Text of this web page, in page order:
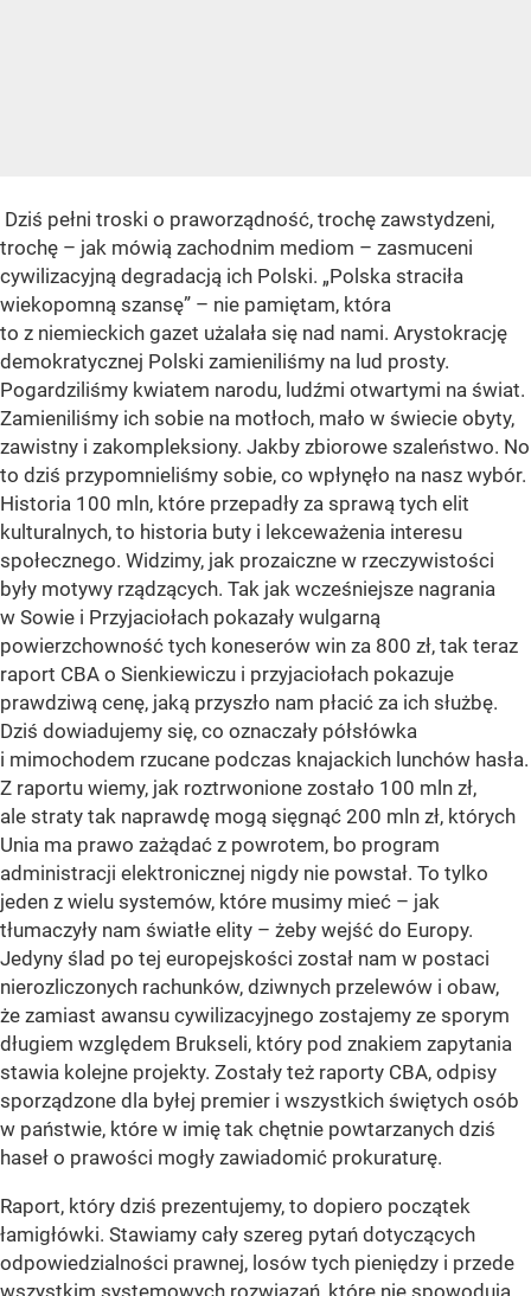
Dziś pełni troski o praworządność, trochę zawstydzeni,
trochę – jak mówią zachodnim mediom – zasmuceni
cywilizacyjną degradacją ich Polski. „Polska straciła
wiekopomną szansę” – nie pamiętam, która
to z niemieckich gazet użalała się nad nami. Arystokrację
demokratycznej Polski zamieniliśmy na lud prosty.
Pogardziliśmy kwiatem narodu, ludźmi otwartymi na świat.
Zamieniliśmy ich sobie na motłoch, mało w świecie obyty,
zawistny i zakompleksiony. Jakby zbiorowe szaleństwo. No
to dziś przypomnieliśmy sobie, co wpłynęło na nasz wybór.
Historia 100 mln, które przepadły za sprawą tych elit
kulturalnych, to historia buty i lekceważenia interesu
społecznego. Widzimy, jak prozaiczne w rzeczywistości
były motywy rządzących. Tak jak wcześniejsze nagrania
w Sowie i Przyjaciołach pokazały wulgarną
powierzchowność tych koneserów win za 800 zł, tak teraz
raport CBA o Sienkiewiczu i przyjaciołach pokazuje
prawdziwą cenę, jaką przyszło nam płacić za ich służbę.
Dziś dowiadujemy się, co oznaczały półsłówka
i mimochodem rzucane podczas knajackich lunchów hasła.
Z raportu wiemy, jak roztrwonione zostało 100 mln zł,
ale straty tak naprawdę mogą sięgnąć 200 mln zł, których
Unia ma prawo zażądać z powrotem, bo program
administracji elektronicznej nigdy nie powstał. To tylko
jeden z wielu systemów, które musimy mieć – jak
tłumaczyły nam światłe elity – żeby wejść do Europy.
Jedyny ślad po tej europejskości został nam w postaci
nierozliczonych rachunków, dziwnych przelewów i obaw,
że zamiast awansu cywilizacyjnego zostajemy ze sporym
długiem względem Brukseli, który pod znakiem zapytania
stawia kolejne projekty. Zostały też raporty CBA, odpisy
sporządzone dla byłej premier i wszystkich świętych osób
w państwie, które w imię tak chętnie powtarzanych dziś
haseł o prawości mogły zawiadomić prokuraturę.
Raport, który dziś prezentujemy, to dopiero początek
łamigłówki. Stawiamy cały szereg pytań dotyczących
odpowiedzialności prawnej, losów tych pieniędzy i przede